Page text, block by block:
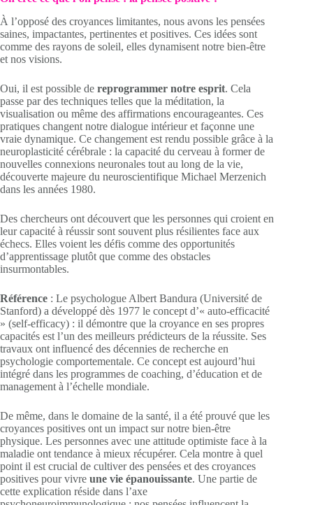
À l’opposé des croyances limitantes, nous avons les pensées
saines, impactantes, pertinentes et positives. Ces idées sont
comme des rayons de soleil, elles dynamisent notre bien-être
et nos visions.
Oui, il est possible de reprogrammer notre esprit. Cela
passe par des techniques telles que la méditation, la
visualisation ou même des affirmations encourageantes. Ces
pratiques changent notre dialogue intérieur et façonne une
vraie dynamique. Ce changement est rendu possible grâce à la
neuroplasticité cérébrale : la capacité du cerveau à former de
nouvelles connexions neuronales tout au long de la vie,
découverte majeure du neuroscientifique Michael Merzenich
dans les années 1980.
Des chercheurs ont découvert que les personnes qui croient en
leur capacité à réussir sont souvent plus résilientes face aux
échecs. Elles voient les défis comme des opportunités
d’apprentissage plutôt que comme des obstacles
insurmontables.
Référence : Le psychologue Albert Bandura (Université de
Stanford) a développé dès 1977 le concept d’« auto-efficacité
» (self-efficacy) : il démontre que la croyance en ses propres
capacités est l’un des meilleurs prédicteurs de la réussite. Ses
travaux ont influencé des décennies de recherche en
psychologie comportementale. Ce concept est aujourd’hui
intégré dans les programmes de coaching, d’éducation et de
management à l’échelle mondiale.
De même, dans le domaine de la santé, il a été prouvé que les
croyances positives ont un impact sur notre bien-être
physique. Les personnes avec une attitude optimiste face à la
maladie ont tendance à mieux récupérer. Cela montre à quel
point il est crucial de cultiver des pensées et des croyances
positives pour vivre une vie épanouissante. Une partie de
cette explication réside dans l’axe